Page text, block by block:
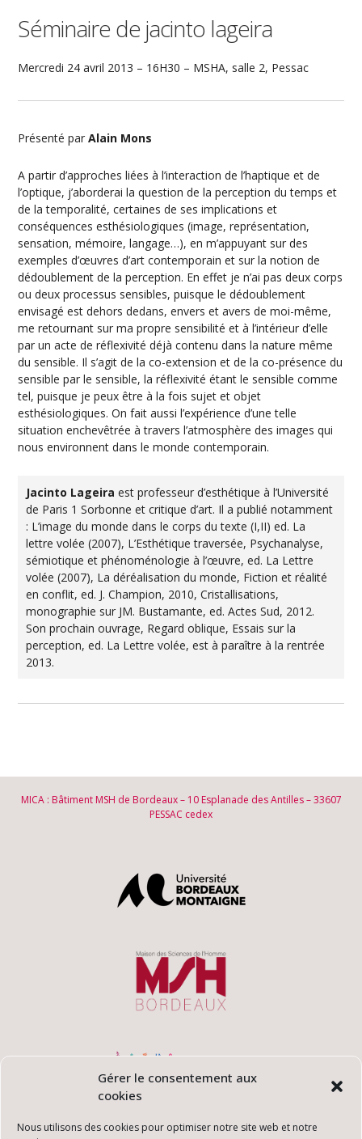
Gérer le consentement aux
cookies
Nous utilisons des cookies pour optimiser notre site web et notre
Séminaire de jacinto lageira
Mercredi 24 avril 2013 – 16H30 – MSHA, salle 2, Pessac
Présenté parAlain Mons
A partir d’approches liées à l’interaction de l’haptique et de
l’optique, j’aborderai la question de la perception du temps et
de la temporalité, certaines de ses implications et
conséquences esthésiologiques (image, représentation,
sensation, mémoire, langage…), en m’appuyant sur des
exemples d’œuvres d’art contemporain et sur la notion de
dédoublement de la perception. En effet je n’ai pas deux corps
ou deux processus sensibles, puisque le dédoublement
envisagé est dehors dedans, envers et avers de moi-même,
me retournant sur ma propre sensibilité et à l’intérieur d’elle
par un acte de réflexivité déjà contenu dans la nature même
du sensible. Il s’agit de la co-extension et de la co-présence du
sensible par le sensible, la réflexivité étant le sensible comme
tel, puisque je peux être à la fois sujet et objet
esthésiologiques. On fait aussi l’expérience d’une telle
situation enchevêtrée à travers l’atmosphère des images qui
nous environnent dans le monde contemporain.
Jacinto Lageira est professeur d’esthétique à l’Université
de Paris 1 Sorbonne et critique d’art. Il a publié notamment
: L’image du monde dans le corps du texte (I,II) ed. La
lettre volée (2007), L’Esthétique traversée, Psychanalyse,
sémiotique et phénoménologie à l’œuvre, ed. La Lettre
volée (2007), La déréalisation du monde, Fiction et réalité
en conflit, ed. J. Champion, 2010, Cristallisations,
monographie sur JM. Bustamante, ed. Actes Sud, 2012.
Son prochain ouvrage, Regard oblique, Essais sur la
perception, ed. La Lettre volée, est à paraître à la rentrée
2013.
MICA : Bâtiment MSH de Bordeaux – 10 Esplanade des Antilles – 33607
PESSAC cedex